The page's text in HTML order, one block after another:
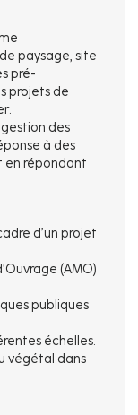
paysage, site
pré-
projets de
des
à des
en répondant
d’un projet
(AMO)
publiques
échelles.
végétal dans